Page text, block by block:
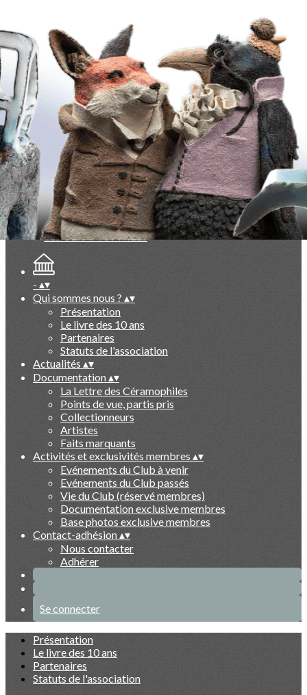
Exporter toutes les colonnes
Exporter uniquement les colonnes affichées
Menu
Evénements du Club à venir
Evénements du Club passés
Vie du Club (réservé membres)
Documentation exclusive membres
Base photos exclusive membres
Ajoutez un logo, un bouton, des réseaux sociaux
Cliquez pour éditer
- ▴▾
Qui sommes nous ? ▴▾
Présentation
Le livre des 10 ans
Partenaires
Statuts de l'association
Actualités ▴▾
Documentation▴▾
La Lettre des Céramophiles
Points de vue, partis pris
Collectionneurs
Artistes
Faits marquants
Activités et exclusivités membres ▴▾
Evénements du Club à venir
Evénements du Club passés
Vie du Club (réservé membres)
Documentation exclusive membres
Base photos exclusive membres
Contact-adhésion▴▾
Nous contacter
Adhérer
Se connecter
Présentation
Le livre des 10 ans
Partenaires
Statuts de l'association